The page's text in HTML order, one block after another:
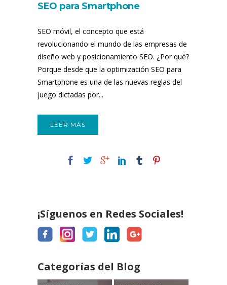
SEO para Smartphone
SEO móvil, el concepto que está
revolucionando el mundo de las empresas de
diseño web y posicionamiento SEO. ¿Por qué?
Porque desde que la optimización SEO para
Smartphone es una de las nuevas reglas del
juego dictadas por...
LEER MÁS
¡Síguenos en Redes Sociales!
Categorías del Blog